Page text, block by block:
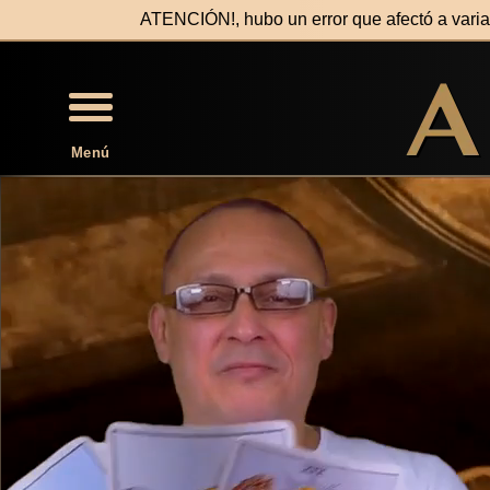
ATENCIÓN!, hubo un error que afectó a
Menú